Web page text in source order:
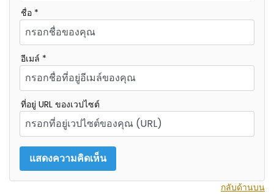
ชื่อ *
อีเมล์ *
ที่อยู่ URL ของเวปไซต์
กลับด้านบน